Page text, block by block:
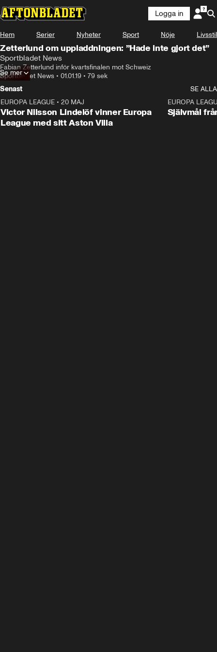
Logga in
Hem Serier Nyheter Sport Nöje Livsstil
Zetterlund om uppladdningen: ”Hade inte gjort det”
Sportbladet News
Fabian Zetterlund inför kvartsfinalen mot Schweiz
Sportbladet News • 01.01.19 • 79 sek
Se mer
Senast
SE ALLA
EUROPA LEAGUE • 20 MAJ
Victor Nilsson Lindelöf vinner Europa
League med sitt Aston Villa
EUROPA
Självmål